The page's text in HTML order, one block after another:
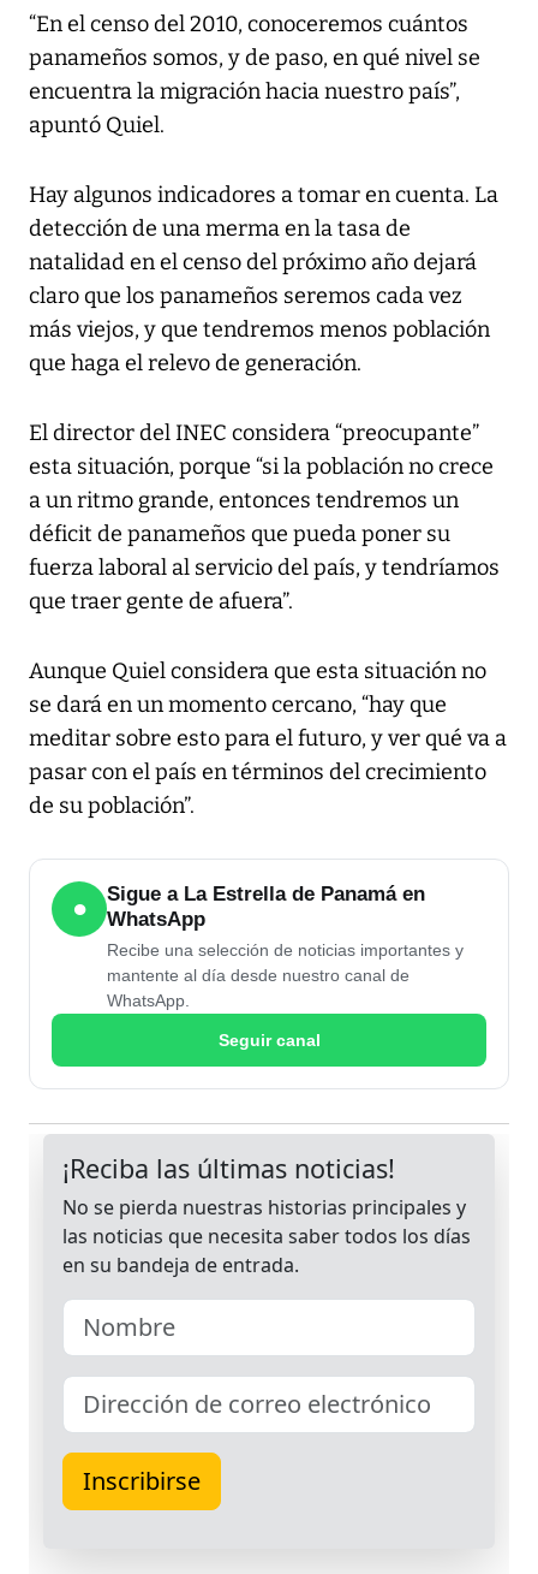
“En el censo del 2010, conoceremos cuántos
panameños somos, y de paso, en qué nivel se
encuentra la migración hacia nuestro país”,
apuntó Quiel.
Hay algunos indicadores a tomar en cuenta. La
detección de una merma en la tasa de
natalidad en el censo del próximo año dejará
claro que los panameños seremos cada vez
más viejos, y que tendremos menos población
que haga el relevo de generación.
El director del INEC considera “preocupante”
esta situación, porque “si la población no crece
a un ritmo grande, entonces tendremos un
déficit de panameños que pueda poner su
fuerza laboral al servicio del país, y tendríamos
que traer gente de afuera”.
Aunque Quiel considera que esta situación no
se dará en un momento cercano, “hay que
meditar sobre esto para el futuro, y ver qué va a
pasar con el país en términos del crecimiento
de su población”.
●
Sigue a La Estrella de Panamá en
WhatsApp
Recibe una selección de noticias importantes y
mantente al día desde nuestro canal de
WhatsApp.
Seguir canal